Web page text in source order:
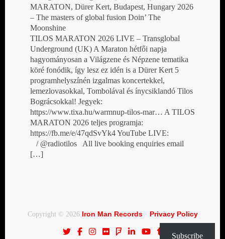
MARATON, Dürer Kert, Budapest, Hungary 2026
– The masters of global fusion Doin’ The
Moonshine
TILOS MARATON 2026 LIVE – Transglobal
Underground (UK) A Maraton hétfői napja
hagyományosan a Világzene és Népzene tematika
köré fonódik, így lesz ez idén is a Dürer Kert 5
programhelyszínén izgalmas koncertekkel,
lemezlovasokkal, Tombolával és ínycsiklandó Tilos
Bográcsokkal! Jegyek:
https://www.tixa.hu/warmnup-tilos-mar… A TILOS
MARATON 2026 teljes programja:
https://fb.me/e/47qdSvYk4 YouTube LIVE:
/ @radiotilos All live booking enquiries email
[…]
Copyright © 2026 Iron Man Records· Privacy Policy
Subscribe